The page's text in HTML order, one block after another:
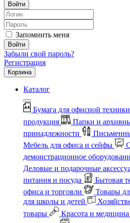
Войти
Запомнить меня
Войти
Забыли свой пароль?
Регистрация
Корзина
Каталог
Бумага для офисной техники
продукция
Папки и
принадлежности
Мебель для офиса и сейфы
демонстрационное
Деловые и подарочные
питания и посуда
Бытовая
офиса и торговли
Товары
для школы и детей
товары
Красота и медицина